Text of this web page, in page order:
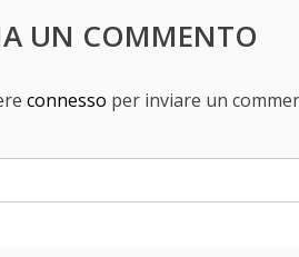
UN COMMENTO
connesso per inviare un